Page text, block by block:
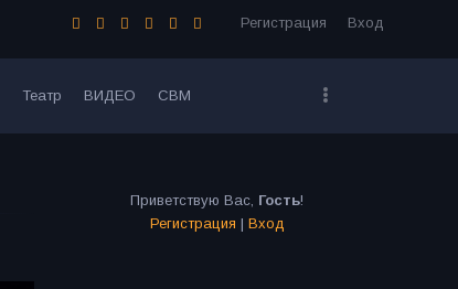
Регистрация Вход
Театр ВИДЕО СВМ
Приветствую Вас, Гость!
Регистрация | Вход